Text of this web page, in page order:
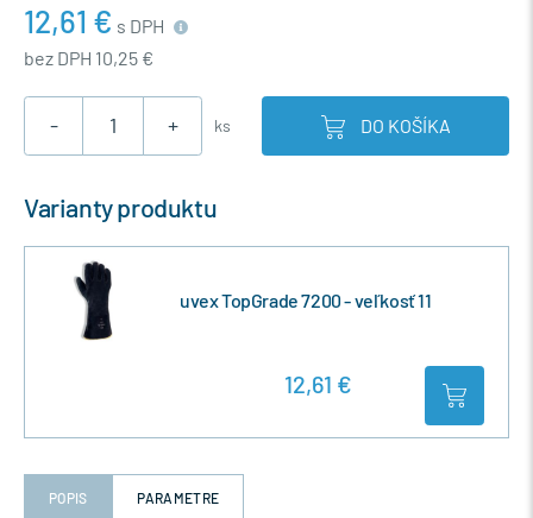
12,61 € s DPH
bez DPH 10,25 €
- + ks DO KOŠÍKA
Varianty produktu
uvex TopGrade 7200 - veľkosť 11
12,61 €
POPIS PARAMETRE